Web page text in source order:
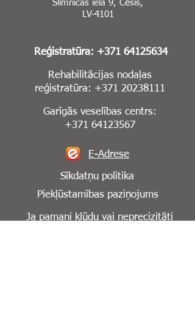
Slimnīcas iela 9, Cēsis,
LV-4101
Reģistratūra: +371 64125634
Rehabilitācijas nodaļas
reģistratūra: +371 20238111
Garīgās veselības centrs:
+371 64123567
E-Adrese
Sīkdatņu politika
Piekļūstamības paziņojums
Ja pamani kļūdu vai neprecizitāti